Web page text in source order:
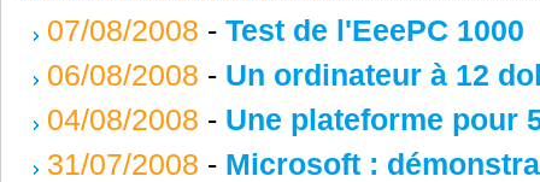
07/08/2008 - Test de l'EeePC 1000
06/08/2008 - Un ordinateur à 12
04/08/2008 - Une plateforme pour
31/07/2008 - Microsoft :